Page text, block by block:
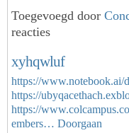
Toegevoegd door
reacties
xyhqwluf
https://www.notebook.ai/
https://
https://
embers… Doorgaan